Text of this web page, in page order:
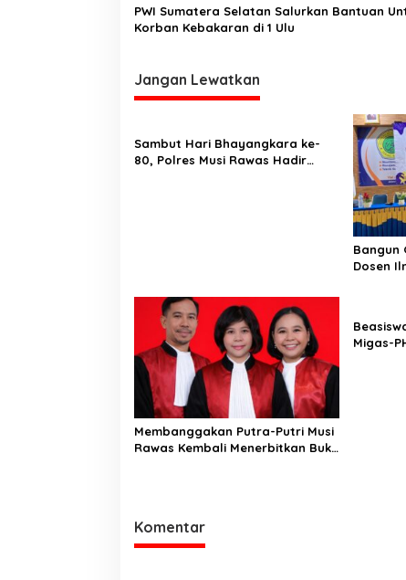
PWI Sumatera Selatan Salurkan Bantuan
Korban Kebakaran di 1 Ulu
Jangan Lewatkan
Sambut Hari Bhayangkara ke-
80, Polres Musi Rawas Hadir
Bangun
Dosen
di SMK
Membanggakan Putra-Putri Musi
Rawas Kembali Menerbitkan Buku
Migas-
Komentar